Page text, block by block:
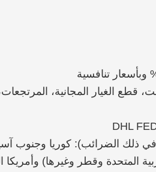
قطع الغيار المجانية،
في ذلك الضرائب): كوريا وجنوب
المتحدة وقطر وغيرها) وأمريكا